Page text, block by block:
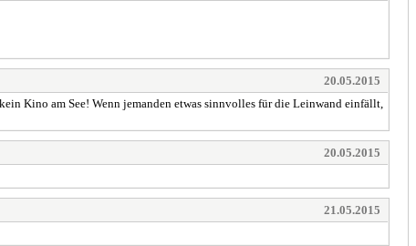
20.05.2015
Kino am See! Wenn jemanden etwas sinnvolles für die Leinwand einfällt,
20.05.2015
21.05.2015